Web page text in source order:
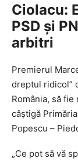
Ciolacu:
PSD şi
arbitri
Premierul
dreptul ridicol”
România, să
câştigă
Popescu –
„Ce pot să vă